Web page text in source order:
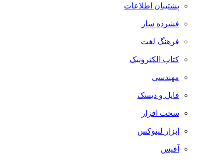
پشتیبان اطلاعات
فشرده ساز
فرهنگ لغت
کتاب الکترونیک
مهندسی
فایل و دیسک
سخت افزار
ابزار لینوکس
آفیس